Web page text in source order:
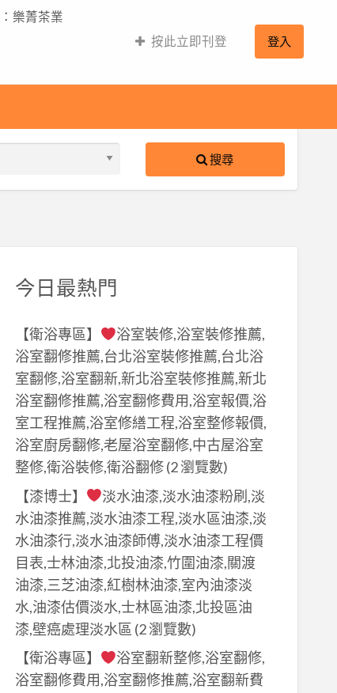
：樂菁茶業
按此立即刊登 登入
搜尋
今日最熱門
【衛浴專區】
浴室裝修,浴室裝修推薦,
浴室翻修推薦,台北浴室裝修推薦,台北浴
室翻修,浴室翻新,新北浴室裝修推薦,新北
浴室翻修推薦,浴室翻修費用,浴室報價,浴
室工程推薦,浴室修繕工程,浴室整修報價,
浴室廚房翻修,老屋浴室翻修,中古屋浴室
整修,衛浴裝修,衛浴翻修(2 瀏覽數)
【漆博士】
淡水油漆,淡水油漆粉刷,淡
水油漆推薦,淡水油漆工程,淡水區油漆,淡
水油漆行,淡水油漆師傅,淡水油漆工程價
目表,士林油漆,北投油漆,竹圍油漆,關渡
油漆,三芝油漆,紅樹林油漆,室內油漆淡
水,油漆估價淡水,士林區油漆,北投區油
漆,壁癌處理淡水區 (2 瀏覽數)
【衛浴專區】
浴室翻新整修,浴室翻修,
浴室翻修費用,浴室翻修推薦,浴室翻新費